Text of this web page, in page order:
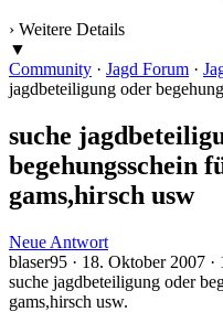
› Weitere Details
▼
Community · Jagd Forum ·
jagdbeteiligung oder
suche
begehungsschein
gams,hirsch usw
Neue Antwort
blaser95 · 18. Oktober 2007 ·
suche jagdbeteiligung oder
gams,hirsch usw.